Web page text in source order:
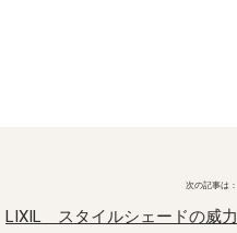
LIXIL スタイルシェードの威力